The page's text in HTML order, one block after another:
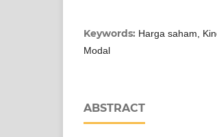
Keywords: Harga saham,
Modal
ABSTRACT